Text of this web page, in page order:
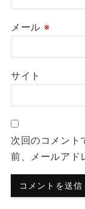
メール ※
サイト
次回のコメント
前、メールアド